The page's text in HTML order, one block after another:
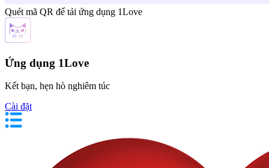
Quét mã QR để tải ứng dụng 1Love
Ứng dụng 1Love
Kết bạn, hẹn hò nghiêm túc
Cài đặt